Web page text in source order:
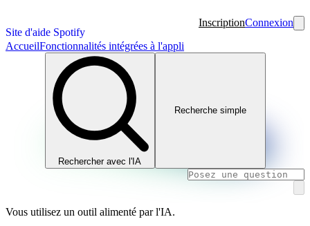
Site d'aide Spotify
InscriptionConnexion
AccueilFonctionnalités intégrées à l'appli
Rechercher avec l'IA
Recherche simple
Vous utilisez un outil alimenté par l'IA.